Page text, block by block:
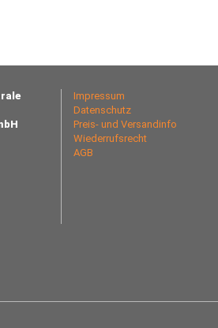
Impressum
Datenschutz
Preis- und Versandinfo
Wiederrufsrecht
AGB